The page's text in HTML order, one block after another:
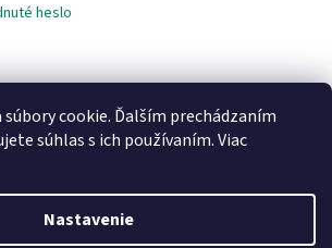
cookie. Ďalším prechádzaním
súhlas s ich používaním. Viac
Nastavenie
heslo